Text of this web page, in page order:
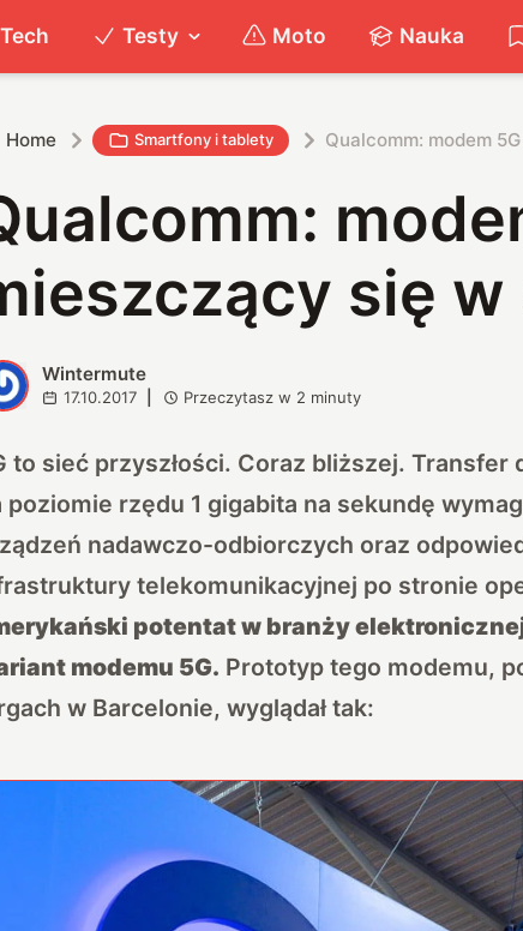
Tech Testy Moto Nauka
Home Smartfony i tablety Qualcomm: modem
się
Wintermute
17.10.2017 Przeczytasz w 2 minuty
to sieć przyszłości. Coraz bliższej.
poziomie rzędu 1 gigabita na sekundę
nadawczo-odbiorczych oraz
telekomunikacyjnej po stronie
potentat w branży
modemu 5G. Prototyp tego modemu,
w Barcelonie, wyglądał tak: